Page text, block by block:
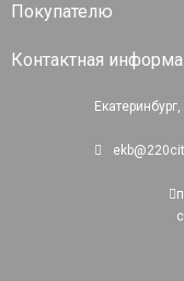
Покупателю
Контактная